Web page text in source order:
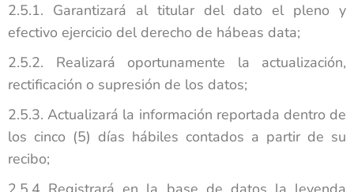
2.5.1. Garantizará al titular del dato el pleno y
efectivo ejercicio del derecho de hábeas data;
2.5.2. Realizará oportunamente la actualización,
rectificación o supresión de los datos;
2.5.3. Actualizará la información reportada dentro de
los cinco (5) días hábiles contados a partir de su
recibo;